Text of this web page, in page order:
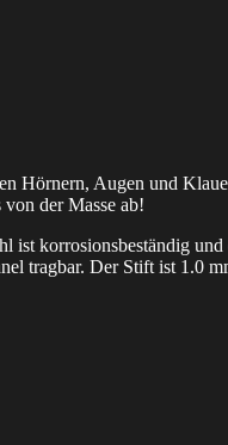
Hörnern, Augen und
der Masse ab!
ist korrosionsbeständig
tragbar. Der Stift ist 1.0